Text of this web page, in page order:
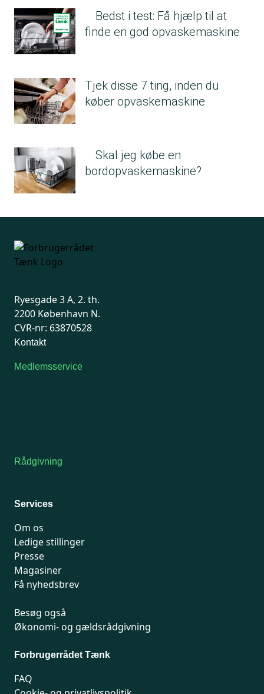
Bedst i test: Få hjælp til at
finde en god opvaskemaskine
Tjek disse 7 ting, inden du
køber opvaskemaskine
Skal jeg købe en
bordopvaskemaskine?
Ryesgade 3 A, 2. th.
2200 København N.
CVR-nr: 63870528
Kontakt
Medlemsservice
Rådgivning
Services
Om os
Ledige stillinger
Presse
Magasiner
Få nyhedsbrev
Besøg også
Økonomi- og gældsrådgivning
Forbrugerrådet Tænk
FAQ